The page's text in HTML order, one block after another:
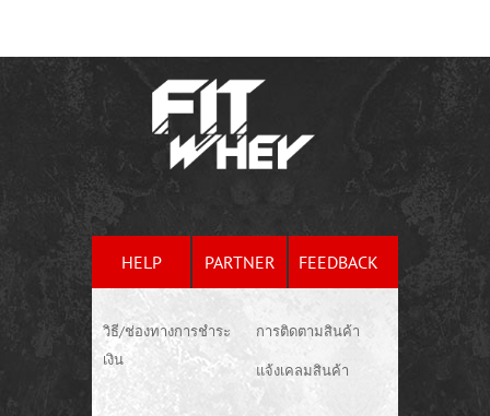
HELP PARTNER FEEDBACK
วิธี/ช่องทางการชำระ
เงิน
การติดตามสินค้า
แจ้งเคลมสินค้า